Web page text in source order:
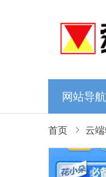
网站导航
首页 云